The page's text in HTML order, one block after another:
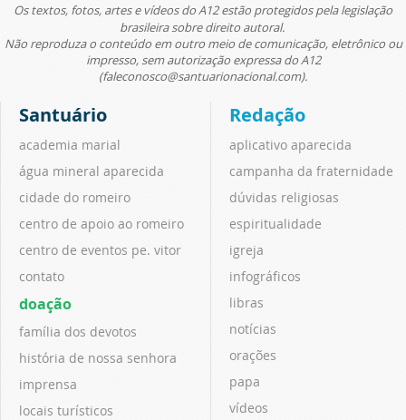
Os textos, fotos, artes e vídeos do A12 estão protegidos pela legislação
brasileira sobre direito autoral.
Não reproduza o conteúdo em outro meio de comunicação, eletrônico ou
impresso, sem autorização expressa do A12
(faleconosco@santuarionacional.com).
Santuário
academia marial
água mineral aparecida
cidade do romeiro
centro de apoio ao romeiro
centro de eventos pe. vitor
contato
doação
família dos devotos
história de nossa senhora
imprensa
locais turísticos
Redação
aplicativo aparecida
campanha da fraternidade
dúvidas religiosas
espiritualidade
igreja
infográficos
libras
notícias
orações
papa
vídeos